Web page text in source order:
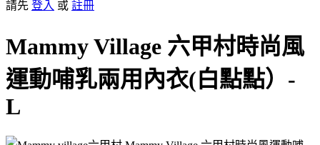
請先 登入 或 註冊
Mammy Village 六甲村時尚風
運動哺乳兩用內衣(白點點）-
L